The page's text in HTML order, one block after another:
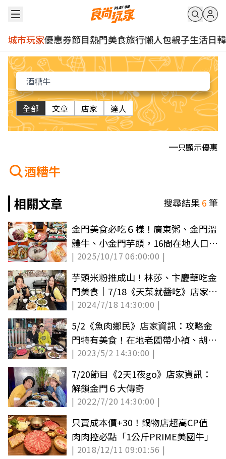
城市玩家優惠券節目熱門美食旅行懶人包親子生活日韓
全部 文章 店家 達人
只顯示優惠
酒糟牛
相關文章
搜尋結果6筆
金門美食必吃６樣！廣東粥、金門溫
體牛、小金門芋頭，16間在地人口袋
名單
| 2025/10/17 06:00:00 |
芋頭米粉推成山！林莎、卞慶華吃金
門美食｜7/18《天菜就醬吃》店家資
訊
| 2024/7/18 14:30:00 |
5/2《魚肉鄉民》店家資訊：攻略金
門特有美食！在地老闆帶小禎、胡釋
安開吃
| 2023/5/2 14:30:00 |
7/20節目《2天1夜go》店家資訊：
解鎖金門６大傳奇
| 2022/7/20 14:30:00 |
只賣成本價+30！鍋物店超高CP值
肉肉控必點「1公斤PRIME美國牛」
| 2018/12/11 09:01:56 |